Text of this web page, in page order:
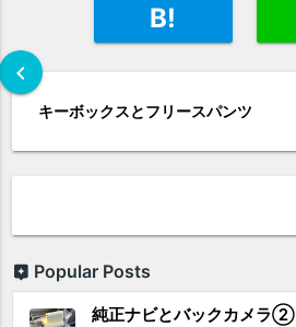
B!
chevron_left
キーボックスとフリースパンツ
Popular Posts
純正ナビとバックカメラ②